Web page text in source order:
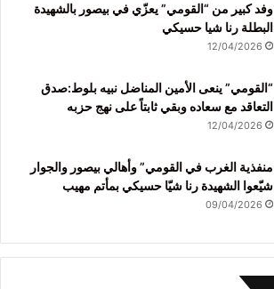
وفد كبير من “القومي” يعزّي في بيصور بالشهيدة
البطلة رنا شيا حسيكي
12/04/2026
“القومي” ينعى الأمين المناضل نبيه بلوط:صدق
التعاقد مع سعاده وبقي ثابتاً على نهج حزبه
12/04/2026
منفذية الغرب في القومي” وأهالي بيصور والجوار
شيّعوا الشهيدة رنا شيّا حسيكي بمأتم مهيب
09/04/2026